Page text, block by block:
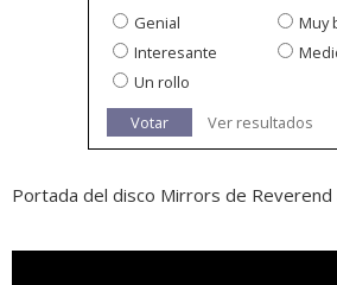
Genial
Muy
Interesante
Un rollo
Votar
Ver resultados
Portada del disco Mirrors de Reverend